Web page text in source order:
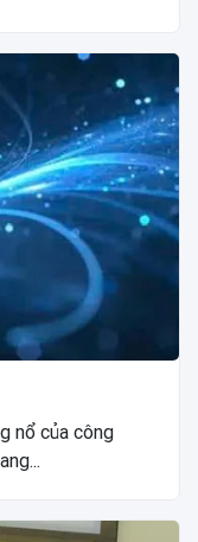
nổ của công